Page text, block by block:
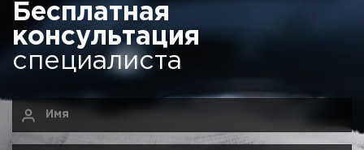
Бесплатная
консультация
специалиста